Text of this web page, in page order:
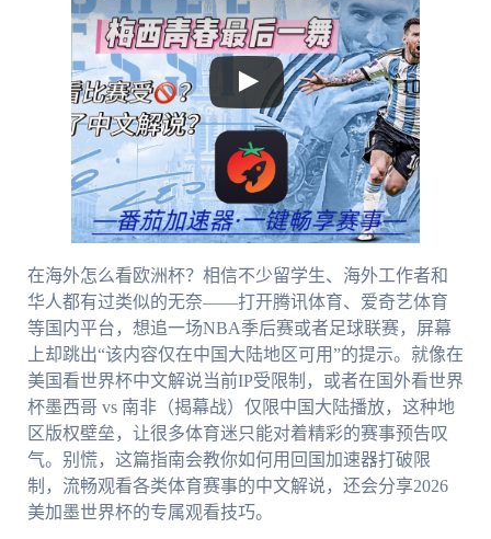
在海外怎么看欧洲杯？相信不少留学生、海外工作者和
华人都有过类似的无奈——打开腾讯体育、爱奇艺体育
等国内平台，想追一场NBA季后赛或者足球联赛，屏幕
上却跳出“该内容仅在中国大陆地区可用”的提示。就像在
美国看世界杯中文解说当前IP受限制，或者在国外看世界
杯墨西哥 vs 南非（揭幕战）仅限中国大陆播放，这种地
区版权壁垒，让很多体育迷只能对着精彩的赛事预告叹
气。别慌，这篇指南会教你如何用回国加速器打破限
制，流畅观看各类体育赛事的中文解说，还会分享2026
美加墨世界杯的专属观看技巧。